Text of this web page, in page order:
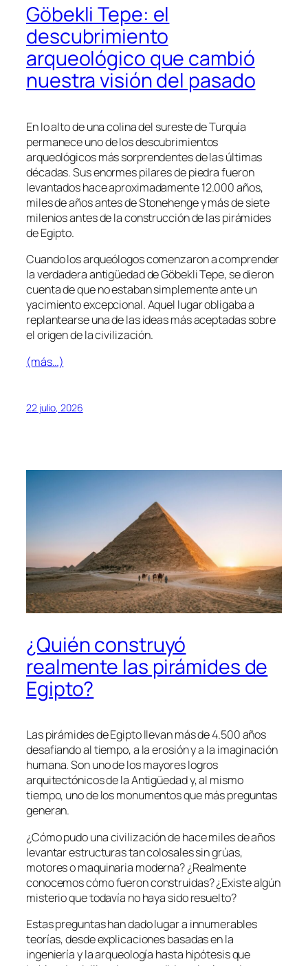
Göbekli Tepe: el
descubrimiento
arqueológico que cambió
nuestra visión del pasado
En lo alto de una colina del sureste de Turquía
permanece uno de los descubrimientos
arqueológicos más sorprendentes de las últimas
décadas. Sus enormes pilares de piedra fueron
levantados hace aproximadamente 12.000 años,
miles de años antes de Stonehenge y más de siete
milenios antes de la construcción de las pirámides
de Egipto.
Cuando los arqueólogos comenzaron a comprender
la verdadera antigüedad de Göbekli Tepe, se dieron
cuenta de que no estaban simplemente ante un
yacimiento excepcional. Aquel lugar obligaba a
replantearse una de las ideas más aceptadas sobre
el origen de la civilización.
(más…)
22 julio, 2026
¿Quién construyó
realmente las pirámides de
Egipto?
Las pirámides de Egipto llevan más de 4.500 años
desafiando al tiempo, a la erosión y a la imaginación
humana. Son uno de los mayores logros
arquitectónicos de la Antigüedad y, al mismo
tiempo, uno de los monumentos que más preguntas
generan.
¿Cómo pudo una civilización de hace miles de años
levantar estructuras tan colosales sin grúas,
motores o maquinaria moderna? ¿Realmente
conocemos cómo fueron construidas? ¿Existe algún
misterio que todavía no haya sido resuelto?
Estas preguntas han dado lugar a innumerables
teorías, desde explicaciones basadas en la
ingeniería y la arqueología hasta hipótesis que